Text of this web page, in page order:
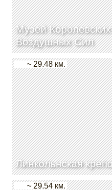
Музей
Воздушных Сил
Линкольнская
~ 29.48 км.
~ 29.54 км.